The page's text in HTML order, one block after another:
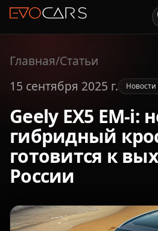
Главная/Статьи
15 сентября 2025 г.
Geely EX5 EM-i:
гибридный
готовится к
России